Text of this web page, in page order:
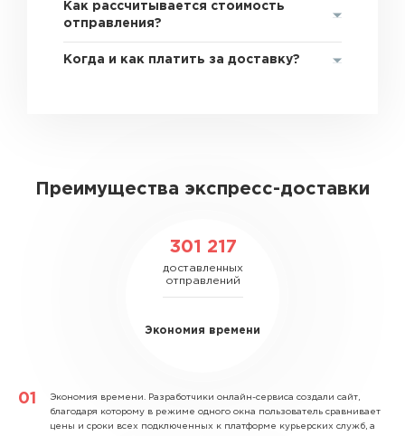
Как рассчитывается стоимость
отправления?
Когда и как платить за доставку?
Преимущества экспресс-доставки
301 217
доставленных
отправлений
Экономия времени
Экономия времени. Разработчики онлайн-сервиса создали сайт,
благодаря которому в режиме одного окна пользователь сравнивает
цены и сроки всех подключенных к платформе курьерских служб, а